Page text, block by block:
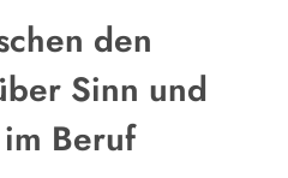
den
Sinn und
Beruf